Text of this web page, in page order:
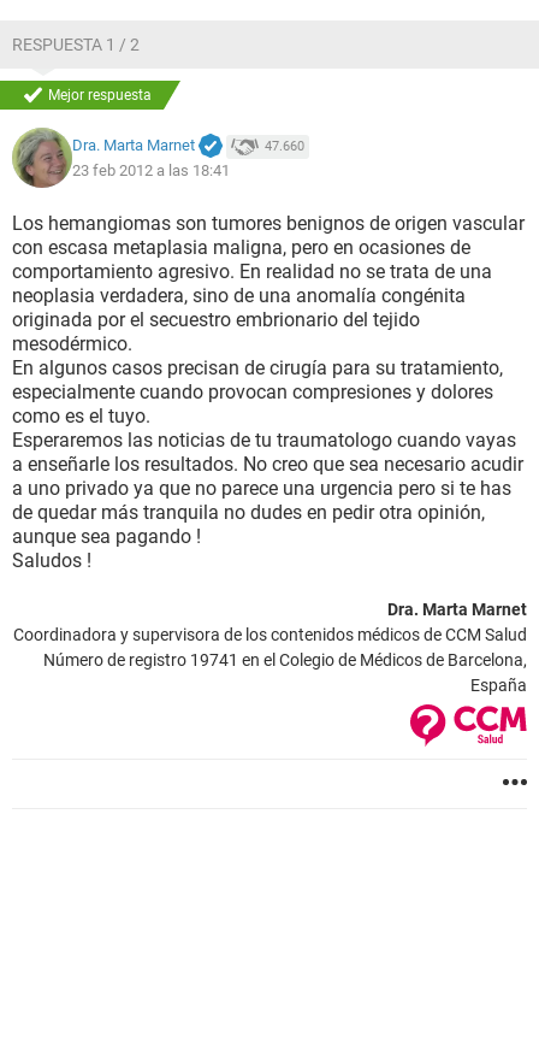
RESPUESTA 1 / 2
Mejor respuesta
Dra. Marta Marnet 47.660
23 feb 2012 a las 18:41
Los hemangiomas son tumores benignos de origen vascular
con escasa metaplasia maligna, pero en ocasiones de
comportamiento agresivo. En realidad no se trata de una
neoplasia verdadera, sino de una anomalía congénita
originada por el secuestro embrionario del tejido
mesodérmico.
En algunos casos precisan de cirugía para su tratamiento,
especialmente cuando provocan compresiones y dolores
como es el tuyo.
Esperaremos las noticias de tu traumatologo cuando vayas
a enseñarle los resultados. No creo que sea necesario acudir
a uno privado ya que no parece una urgencia pero si te has
de quedar más tranquila no dudes en pedir otra opinión,
aunque sea pagando !
Saludos !
Dra. Marta Marnet
Coordinadora y supervisora de los contenidos médicos de CCM Salud
Número de registro 19741 en el Colegio de Médicos de Barcelona,
España